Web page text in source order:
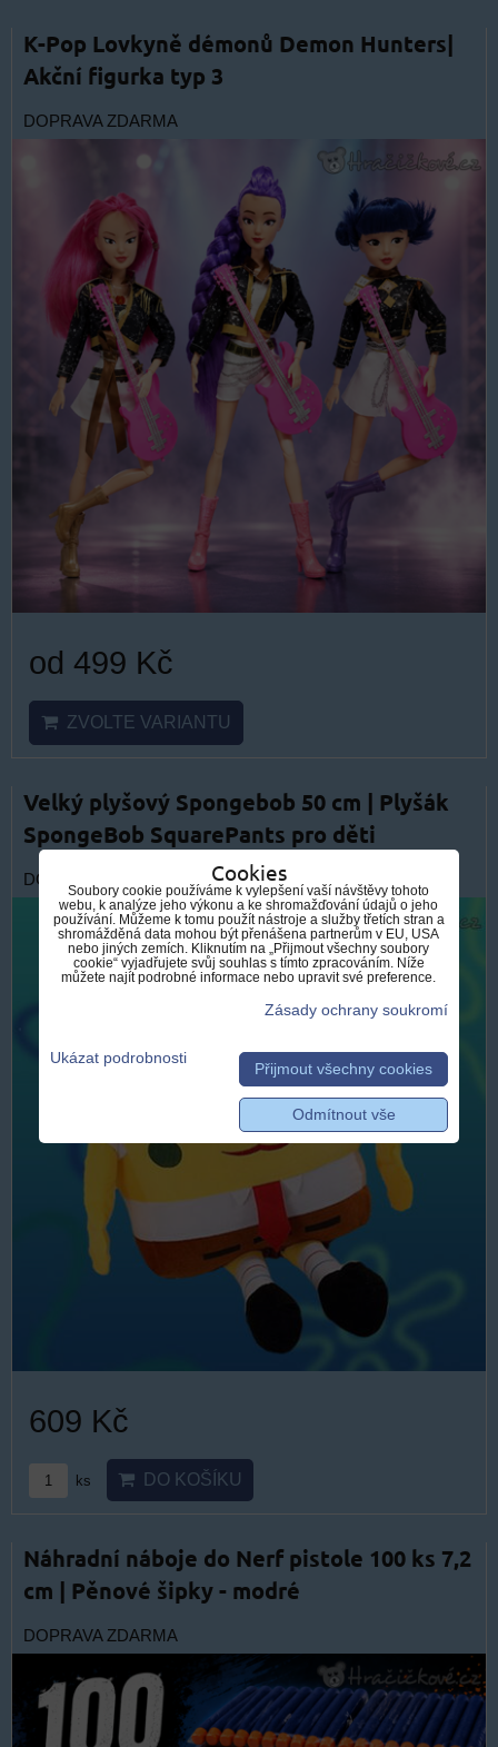
K-Pop Lovkyně démonů Demon Hunters|
Akční figurka typ 3
DOPRAVA ZDARMA
od 499 Kč
ZVOLTE VARIANTU
Velký plyšový Spongebob 50 cm | Plyšák
SpongeBob SquarePants pro děti
DOPRAVA ZDARMA
609 Kč
ks DO KOŠÍKU
Náhradní náboje do Nerf pistole 100 ks 7,2
cm | Pěnové šipky - modré
DOPRAVA ZDARMA
Cookies
Soubory cookie používáme k vylepšení vaší návštěvy tohoto
webu, k analýze jeho výkonu a ke shromažďování údajů o jeho
používání. Můžeme k tomu použít nástroje a služby třetích stran a
shromážděná data mohou být přenášena partnerům v EU, USA
nebo jiných zemích. Kliknutím na „Přijmout všechny soubory
cookie“ vyjadřujete svůj souhlas s tímto zpracováním. Níže
můžete najít podrobné informace nebo upravit své preference.
Zásady ochrany soukromí
Ukázat podrobnosti
Přijmout všechny cookies
Odmítnout vše